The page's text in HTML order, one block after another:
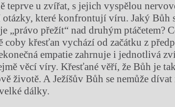
teprve u zvířat, s jejich vyspělou
které konfrontují víru. Jaký Bůh
„právo přežít“ nad druhým ptáčetem?
coby křesťan vychází od začátku z
empatie zahrnuje i jednotlivá
věcí víry. Křesťané věří, že Bůh je
životě. A Ježíšův Bůh se nemůže
dálky.